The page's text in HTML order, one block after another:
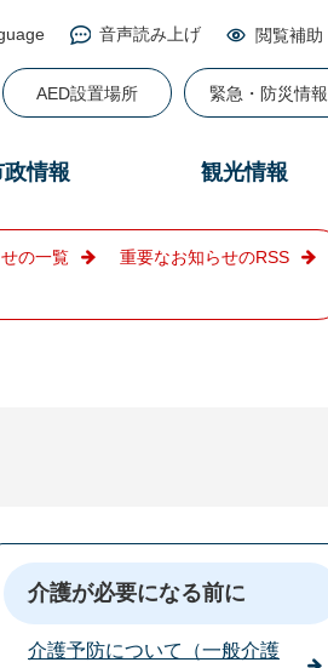
音声読み上げ 閲覧補助
AED設置場所 緊急・防災情報
政情報 観光情報
の一覧 重要なお知らせのRSS
介護が必要になる前に
介護予防について（一般介護